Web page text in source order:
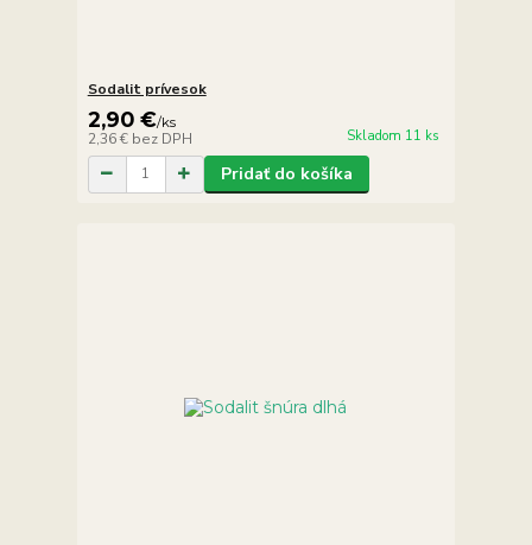
Sodalit prívesok
2,90 €/ks
2,36 € bez DPH Skladom 11 ks
Pridať do košíka